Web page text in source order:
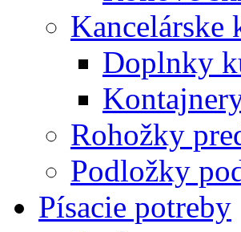
Kancelárske
Doplnky
Rohožky
Podložky
Písacie potreby